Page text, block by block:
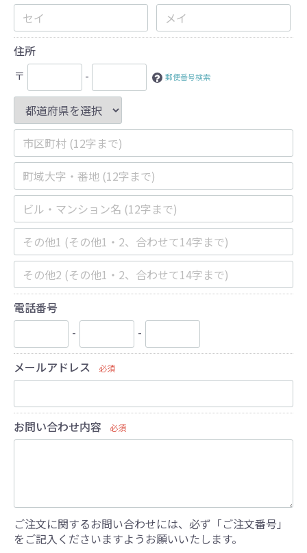
住所
〒
- 郵便番号検索
電話番号
-
-
メールアドレス 必須
お問い合わせ内容 必須
ご注文に関するお問い合わせには、必ず「ご注文番号」
をご記入くださいますようお願いいたします。